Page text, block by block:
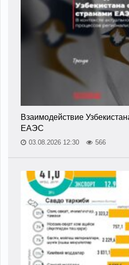
Взаимодействие
ЕАЭС
03.08.2026 12:30 566